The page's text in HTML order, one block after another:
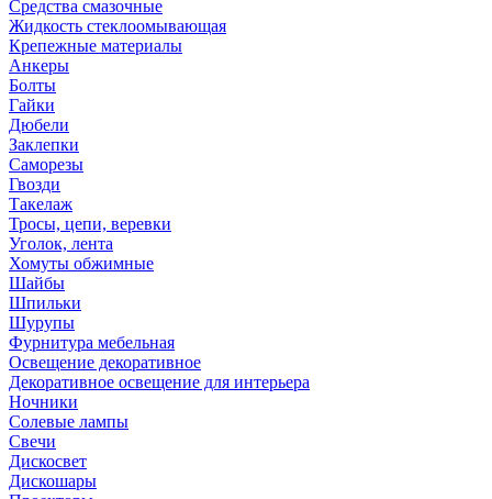
Средства смазочные
Жидкость стеклоомывающая
Крепежные материалы
Анкеры
Болты
Гайки
Дюбели
Заклепки
Саморезы
Гвозди
Такелаж
Тросы, цепи, веревки
Уголок, лента
Хомуты обжимные
Шайбы
Шпильки
Шурупы
Фурнитура мебельная
Освещение декоративное
Декоративное освещение для интерьера
Ночники
Солевые лампы
Свечи
Дискосвет
Дискошары